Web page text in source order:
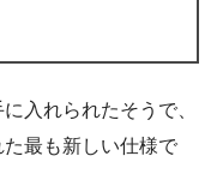
入れられたそうで、
最も新しい仕様で